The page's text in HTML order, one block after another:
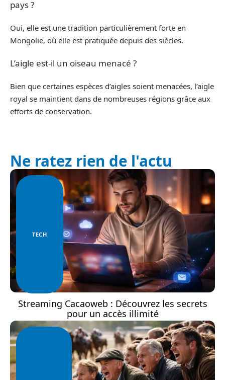
pays ?
Oui, elle est une tradition particulièrement forte en
Mongolie, où elle est pratiquée depuis des siècles.
L’aigle est-il un oiseau menacé ?
Bien que certaines espèces d’aigles soient menacées, l’aigle
royal se maintient dans de nombreuses régions grâce aux
efforts de conservation.
Ne ratez rien de l'actu
TECH
Streaming Cacaoweb : Découvrez les secrets
pour un accès illimité